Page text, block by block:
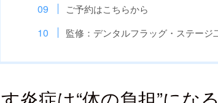
ご予約はこちらから
監修：デンタルフラッグ・ステー